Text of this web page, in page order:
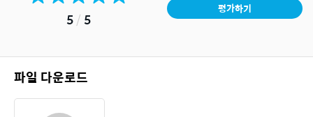
5/ 5
평가하기
파일 다운로드